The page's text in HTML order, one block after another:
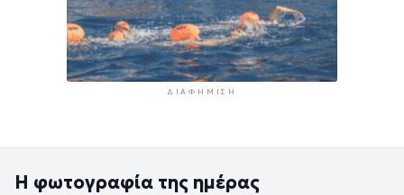
ΔΙΑΦΉΜΙΣΗ
Η φωτογραφία της ημέρας